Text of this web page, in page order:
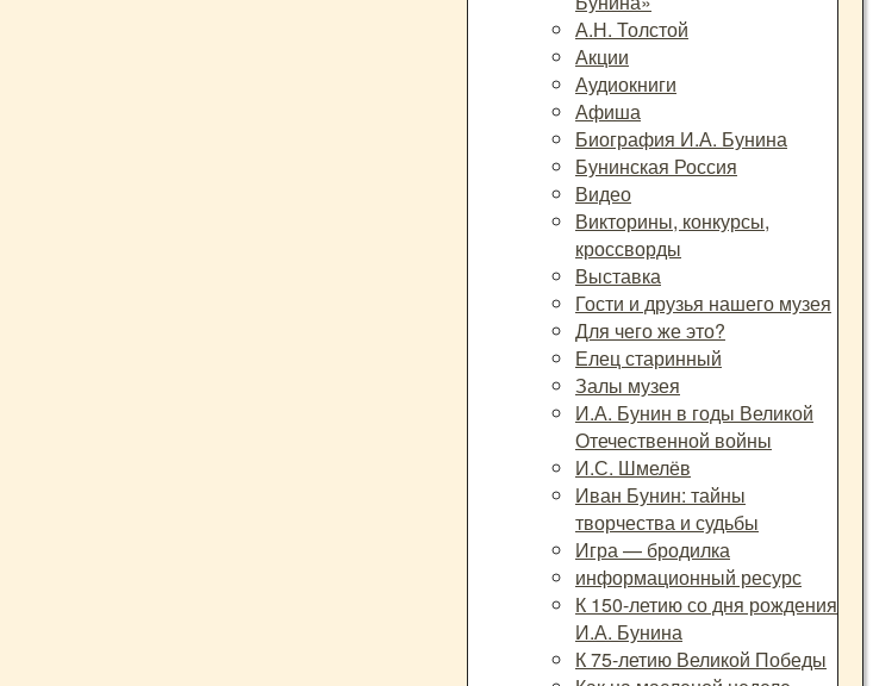
А.Н. Толстой
Акции
Аудиокниги
Афиша
Биография И.А. Бунина
Бунинская Россия
Видео
Викторины, конкурсы,
кроссворды
Выставка
Гости и друзья нашего музея
Для чего же это?
Елец старинный
Залы музея
И.А. Бунин в годы Великой
Отечественной войны
И.С. Шмелёв
Иван Бунин: тайны
творчества и судьбы
Игра — бродилка
информационный ресурс
К 150-летию со дня рождения
И.А. Бунина
К 75-летию Великой Победы